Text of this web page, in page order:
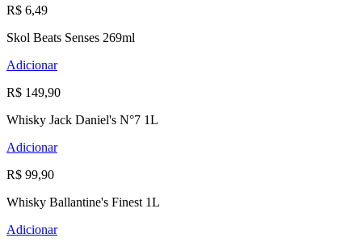
R$ 6,49
Skol Beats Senses 269ml
Adicionar
R$ 149,90
Whisky Jack Daniel's N°7 1L
Adicionar
R$ 99,90
Whisky Ballantine's Finest 1L
Adicionar